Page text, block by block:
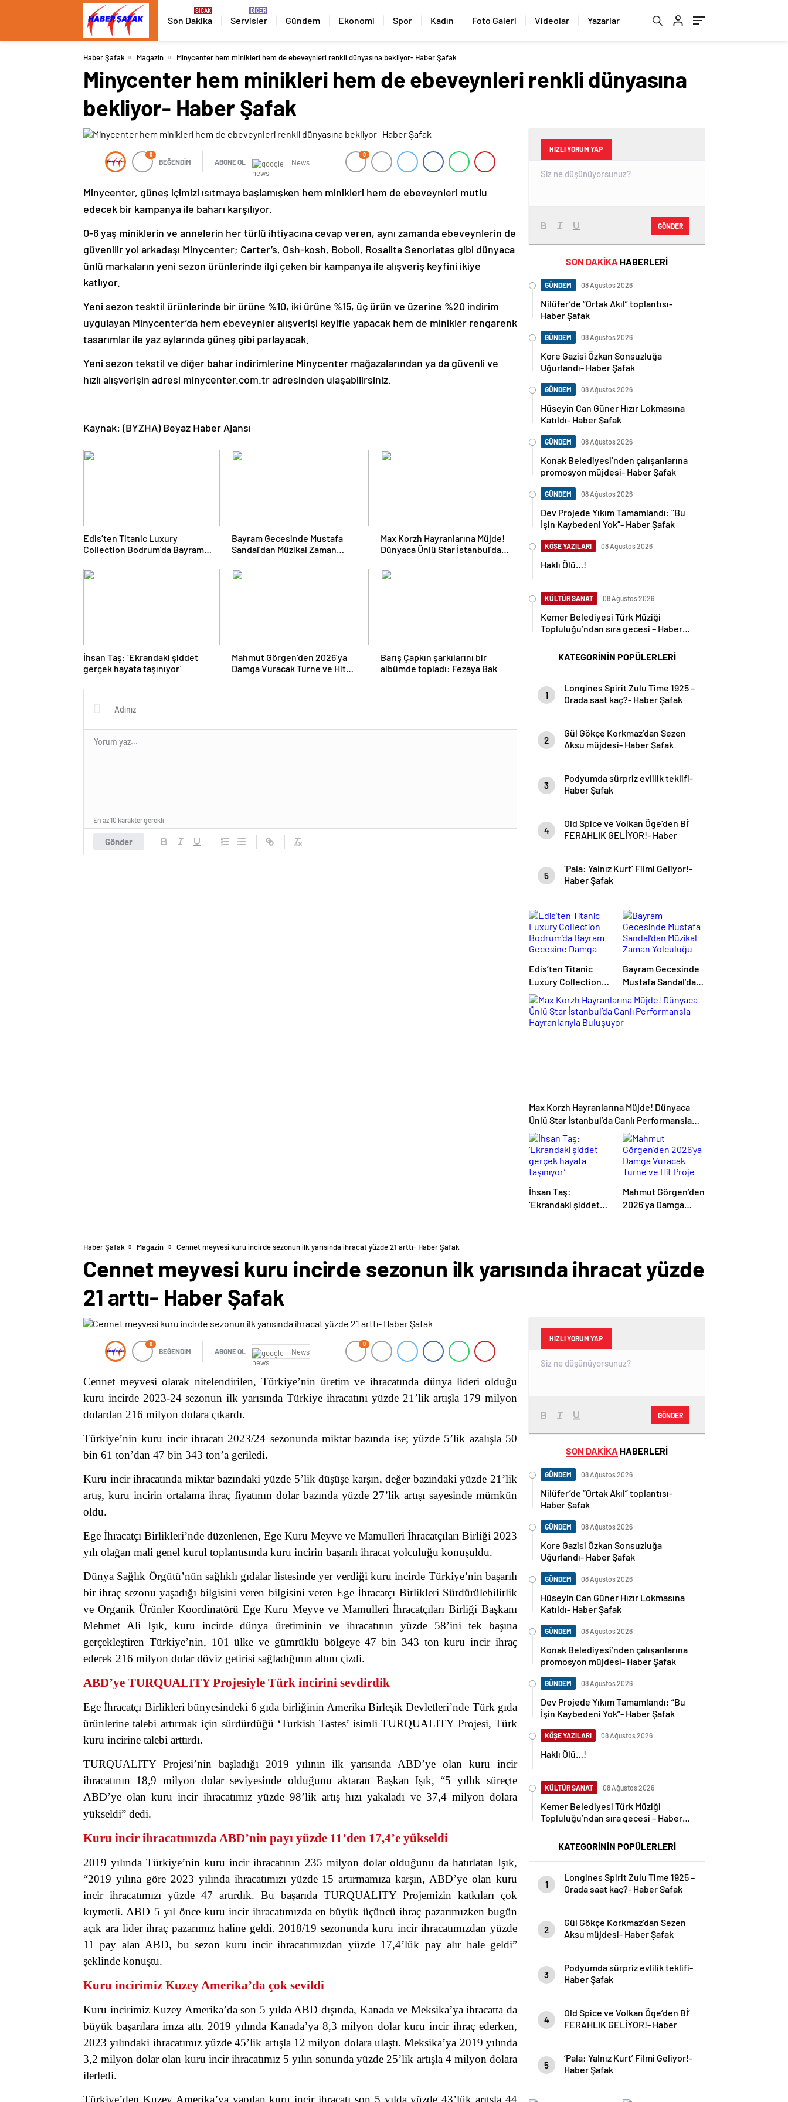
Son Dakika Servisler Gündem Ekonomi Spor Kadın Foto Galeri Videolar Yazarlar
Haber Şafak Magazin Minycenter hem minikleri hem de ebeveynleri renkli dünyasına bekliyor- Haber Şafak
Minycenter hem minikleri hem de ebeveynleri renkli dünyasına
bekliyor- Haber Şafak
0
BEĞENDİM ABONE OL News
0
Minycenter, güneş içimizi ısıtmaya başlamışken hem minikleri hem de ebeveynleri mutlu
edecek bir kampanya ile baharı karşılıyor.
0-6 yaş miniklerin ve annelerin her türlü ihtiyacına cevap veren, aynı zamanda ebeveynlerin de
güvenilir yol arkadaşı Minycenter; Carter’s, Osh-kosh, Boboli, Rosalita Senoriatas gibi dünyaca
ünlü markaların yeni sezon ürünlerinde ilgi çeken bir kampanya ile alışveriş keyfini ikiye
katlıyor.
Yeni sezon tesktil ürünlerinde bir ürüne %10, iki ürüne %15, üç ürün ve üzerine %20 indirim
uygulayan Minycenter’da hem ebeveynler alışverişi keyifle yapacak hem de minikler rengarenk
tasarımlar ile yaz aylarında güneş gibi parlayacak.
Yeni sezon tekstil ve diğer bahar indirimlerine Minycenter mağazalarından ya da güvenli ve
hızlı alışverişin adresi minycenter.com.tr adresinden ulaşabilirsiniz.
Kaynak: (BYZHA) Beyaz Haber Ajansı
Edis’ten Titanic Luxury
Collection Bodrum’da Bayram
Performans
Bayram Gecesinde Mustafa
Sandal’dan Müzikal Zaman
Max Korzh Hayranlarına Müjde!
Dünyaca Ünlü Star İstanbul’da
Buluşuyor
İhsan Taş: ‘Ekrandaki şiddet
gerçek hayata taşınıyor’
Mahmut Görgen’den 2026’ya
Damga Vuracak Turne ve Hit
Barış Çapkın şarkılarını bir
albümde topladı: Fezaya Bak
Gönder
En az 10 karakter gerekli
HIZLI YORUM YAP
GÖNDER
SON DAKİKA HABERLERİ
GÜNDEM 08 Ağustos 2026
Nilüfer’de “Ortak Akıl” toplantısı-
Haber Şafak
GÜNDEM 08 Ağustos 2026
Kore Gazisi Özkan Sonsuzluğa
Uğurlandı- Haber Şafak
GÜNDEM 08 Ağustos 2026
Hüseyin Can Güner Hızır Lokmasına
Katıldı- Haber Şafak
GÜNDEM 08 Ağustos 2026
Konak Belediyesi’nden çalışanlarına
promosyon müjdesi- Haber Şafak
GÜNDEM 08 Ağustos 2026
Dev Projede Yıkım Tamamlandı: “Bu
İşin Kaybedeni Yok”- Haber Şafak
KÖŞE YAZILARI 08 Ağustos 2026
Haklı Ölü…!
KÜLTÜR SANAT 08 Ağustos 2026
Kemer Belediyesi Türk Müziği
Topluluğu’ndan sıra gecesi – Haber
KATEGORİNİN POPÜLERLERİ
1
Longines Spirit Zulu Time 1925 –
Orada saat kaç?- Haber Şafak
2
Gül Gökçe Korkmaz’dan Sezen
Aksu müjdesi- Haber Şafak
3
Podyumda sürpriz evlilik teklifi-
Haber Şafak
4
Old Spice ve Volkan Öge’den Bİ’
FERAHLIK GELİYOR!- Haber
5
‘Pala: Yalnız Kurt’ Filmi Geliyor!-
Haber Şafak
Edis’ten Titanic
Luxury Collection
Bodrum’da Bayram
Gecesine Damga
Vuran Performans
Bayram Gecesinde
Mustafa Sandal’dan
Müzikal Zaman
Yolculuğu
Max Korzh Hayranlarına Müjde! Dünyaca
Ünlü Star İstanbul’da Canlı Performansla
Hayranlarıyla Buluşuyor
İhsan Taş:
‘Ekrandaki şiddet
Mahmut Görgen’den
2026’ya Damga
Haber Şafak Magazin Cennet meyvesi kuru incirde sezonun ilk yarısında ihracat yüzde 21 arttı- Haber Şafak
Cennet meyvesi kuru incirde sezonun ilk yarısında ihracat yüzde
21 arttı- Haber Şafak
0
BEĞENDİM ABONE OL News
0
Cennet meyvesi olarak nitelendirilen, Türkiye’nin üretim ve ihracatında dünya lideri olduğu
kuru incirde 2023-24 sezonun ilk yarısında Türkiye ihracatını yüzde 21’lik artışla 179 milyon
dolardan 216 milyon dolara çıkardı.
Türkiye’nin kuru incir ihracatı 2023/24 sezonunda miktar bazında ise; yüzde 5’lik azalışla 50
bin 61 ton’dan 47 bin 343 ton’a geriledi.
Kuru incir ihracatında miktar bazındaki yüzde 5’lik düşüşe karşın, değer bazındaki yüzde 21’lik
artış, kuru incirin ortalama ihraç fiyatının dolar bazında yüzde 27’lik artışı sayesinde mümkün
oldu.
Ege İhracatçı Birlikleri’nde düzenlenen, Ege Kuru Meyve ve Mamulleri İhracatçıları Birliği 2023
yılı olağan mali genel kurul toplantısında kuru incirin başarılı ihracat yolculuğu konuşuldu.
Dünya Sağlık Örgütü’nün sağlıklı gıdalar listesinde yer verdiği kuru incirde Türkiye’nin başarılı
bir ihraç sezonu yaşadığı bilgisini veren bilgisini veren Ege İhracatçı Birlikleri Sürdürülebilirlik
ve Organik Ürünler Koordinatörü Ege Kuru Meyve ve Mamulleri İhracatçıları Birliği Başkanı
Mehmet Ali Işık, kuru incirde dünya üretiminin ve ihracatının yüzde 58’ini tek başına
gerçekleştiren Türkiye’nin, 101 ülke ve gümrüklü bölgeye 47 bin 343 ton kuru incir ihraç
ederek 216 milyon dolar döviz getirisi sağladığının altını çizdi.
ABD’ye TURQUALITY Projesiyle Türk incirini sevdirdik
Ege İhracatçı Birlikleri bünyesindeki 6 gıda birliğinin Amerika Birleşik Devletleri’nde Türk gıda
ürünlerine talebi artırmak için sürdürdüğü ‘Turkish Tastes’ isimli TURQUALITY Projesi, Türk
kuru incirine talebi arttırdı.
TURQUALITY Projesi’nin başladığı 2019 yılının ilk yarısında ABD’ye olan kuru incir
ihracatının 18,9 milyon dolar seviyesinde olduğunu aktaran Başkan Işık, “5 yıllık süreçte
ABD’ye olan kuru incir ihracatımız yüzde 98’lik artış hızı yakaladı ve 37,4 milyon dolara
yükseldi” dedi.
Kuru incir ihracatımızda ABD’nin payı yüzde 11’den 17,4’e yükseldi
2019 yılında Türkiye’nin kuru incir ihracatının 235 milyon dolar olduğunu da hatırlatan Işık,
“2019 yılına göre 2023 yılında ihracatımızı yüzde 15 artırmamıza karşın, ABD’ye olan kuru
incir ihracatımızı yüzde 47 artırdık. Bu başarıda TURQUALITY Projemizin katkıları çok
kıymetli. ABD 5 yıl önce kuru incir ihracatımızda en büyük üçüncü ihraç pazarımızken bugün
açık ara lider ihraç pazarımız haline geldi. 2018/19 sezonunda kuru incir ihracatımızdan yüzde
11 pay alan ABD, bu sezon kuru incir ihracatımızdan yüzde 17,4’lük pay alır hale geldi”
şeklinde konuştu.
Kuru incirimiz Kuzey Amerika’da çok sevildi
Kuru incirimiz Kuzey Amerika’da son 5 yılda ABD dışında, Kanada ve Meksika’ya ihracatta da
büyük başarılara imza attı. 2019 yılında Kanada’ya 8,3 milyon dolar kuru incir ihraç ederken,
2023 yılındaki ihracatımız yüzde 45’lik artışla 12 milyon dolara ulaştı. Meksika’ya 2019 yılında
3,2 milyon dolar olan kuru incir ihracatımız 5 yılın sonunda yüzde 25’lik artışla 4 milyon dolara
ilerledi.
Türkiye’den Kuzey Amerika’ya yapılan kuru incir ihracatı son 5 yılda yüzde 43’lük arıtşla 44
HIZLI YORUM YAP
GÖNDER
SON DAKİKA HABERLERİ
GÜNDEM 08 Ağustos 2026
Nilüfer’de “Ortak Akıl” toplantısı-
Haber Şafak
GÜNDEM 08 Ağustos 2026
Kore Gazisi Özkan Sonsuzluğa
Uğurlandı- Haber Şafak
GÜNDEM 08 Ağustos 2026
Hüseyin Can Güner Hızır Lokmasına
Katıldı- Haber Şafak
GÜNDEM 08 Ağustos 2026
Konak Belediyesi’nden çalışanlarına
promosyon müjdesi- Haber Şafak
GÜNDEM 08 Ağustos 2026
Dev Projede Yıkım Tamamlandı: “Bu
İşin Kaybedeni Yok”- Haber Şafak
KÖŞE YAZILARI 08 Ağustos 2026
Haklı Ölü…!
KÜLTÜR SANAT 08 Ağustos 2026
Kemer Belediyesi Türk Müziği
Topluluğu’ndan sıra gecesi – Haber
KATEGORİNİN POPÜLERLERİ
1
Longines Spirit Zulu Time 1925 –
Orada saat kaç?- Haber Şafak
2
Gül Gökçe Korkmaz’dan Sezen
Aksu müjdesi- Haber Şafak
3
Podyumda sürpriz evlilik teklifi-
Haber Şafak
4
Old Spice ve Volkan Öge’den Bİ’
FERAHLIK GELİYOR!- Haber
5
‘Pala: Yalnız Kurt’ Filmi Geliyor!-
Haber Şafak